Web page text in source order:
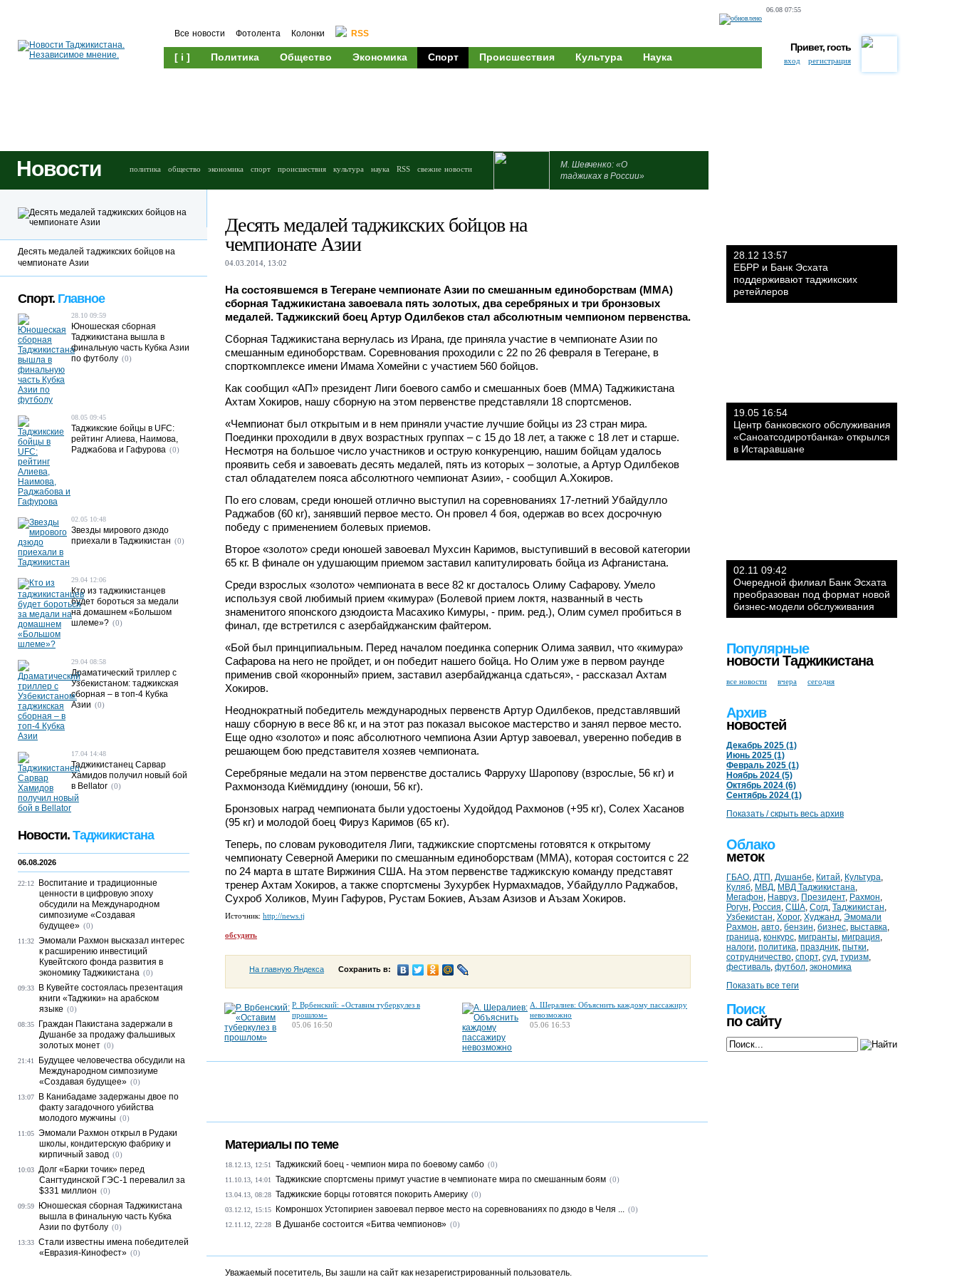
06.08 07:55
Все новости Фотолента Колонки RSS
[ i ] Политика Общество Экономика Спорт Происшествия Культура Наука
Привет, гость
вход регистрация
Новости политика общество экономика спорт происшествия культура наука RSS свежие новости
М. Шевченко: «О
таджиках в России»
Десять медалей таджикских бойцов на
чемпионате Азии
04.03.2014, 13:02
На состоявшемся в Тегеране чемпионате Азии по смешанным единоборствам (ММА)
сборная Таджикистана завоевала пять золотых, два серебряных и три бронзовых
медалей. Таджикский боец Артур Одилбеков стал абсолютным чемпионом первенства.
Сборная Таджикистана вернулась из Ирана, где приняла участие в чемпионате Азии по
смешанным единоборствам. Соревнования проходили с 22 по 26 февраля в Тегеране, в
спорткомплексе имени Имама Хомейни с участием 560 бойцов.
Как сообщил «АП» президент Лиги боевого самбо и смешанных боев (ММА) Таджикистана
Ахтам Хокиров, нашу сборную на этом первенстве представляли 18 спортсменов.
«Чемпионат был открытым и в нем приняли участие лучшие бойцы из 23 стран мира.
Поединки проходили в двух возрастных группах – с 15 до 18 лет, а также с 18 лет и старше.
Несмотря на большое число участников и острую конкуренцию, нашим бойцам удалось
проявить себя и завоевать десять медалей, пять из которых – золотые, а Артур Одилбеков
стал обладателем пояса абсолютного чемпионат Азии», - сообщил А.Хокиров.
По его словам, среди юношей отлично выступил на соревнованиях 17-летний Убайдулло
Раджабов (60 кг), занявший первое место. Он провел 4 боя, одержав во всех досрочную
победу с применением болевых приемов.
Второе «золото» среди юношей завоевал Мухсин Каримов, выступивший в весовой категории
65 кг. В финале он удушающим приемом заставил капитулировать бойца из Афганистана.
Среди взрослых «золото» чемпионата в весе 82 кг досталось Олиму Сафарову. Умело
используя свой любимый прием «кимура» (Болевой прием локтя, названный в честь
знаменитого японского дзюдоиста Масахико Кимуры, - прим. ред.), Олим сумел пробиться в
финал, где встретился с азербайджанским файтером.
«Бой был принципиальным. Перед началом поединка соперник Олима заявил, что «кимура»
Сафарова на него не пройдет, и он победит нашего бойца. Но Олим уже в первом раунде
применив свой «коронный» прием, заставил азербайджанца сдаться», - рассказал Ахтам
Хокиров.
Неоднократный победитель международных первенств Артур Одилбеков, представлявший
нашу сборную в весе 86 кг, и на этот раз показал высокое мастерство и занял первое место.
Еще одно «золото» и пояс абсолютного чемпиона Азии Артур завоевал, уверенно победив в
решающем бою представителя хозяев чемпионата.
Серебряные медали на этом первенстве достались Фарруху Шаропову (взрослые, 56 кг) и
Рахмонзода Киёмиддину (юноши, 56 кг).
Бронзовых наград чемпионата были удостоены Худойдод Рахмонов (+95 кг), Солех Хасанов
(95 кг) и молодой боец Фируз Каримов (65 кг).
Теперь, по словам руководителя Лиги, таджикские спортсмены готовятся к открытому
чемпионату Северной Америки по смешанным единоборствам (ММА), которая состоится с 22
по 24 марта в штате Виржиния США. На этом первенстве таджикскую команду представят
тренер Ахтам Хокиров, а также спортсмены Зухурбек Нурмахмадов, Убайдулло Раджабов,
Сухроб Холиков, Муин Гафуров, Рустам Бокиев, Аъзам Азизов и Аъзам Хокиров.
Источник: http://news.tj
обсудить
На главную Яндекса Сохранить в:
Р. Врбенский: «Оставим туберкулез в
прошлом»
05.06 16:50
А. Шералиев: Объяснить каждому пассажиру
невозможно
05.06 16:53
Материалы по теме
18.12.13, 12:51 Таджикский боец - чемпион мира по боевому самбо (0)
11.10.13, 14:01 Таджикские спортсмены примут участие в чемпионате мира по смешанным боям (0)
13.04.13, 08:28 Таджикские борцы готовятся покорить Америку (0)
03.12.12, 15:15 Комроншох Устопириен завоевал первое место на соревнованиях по дзюдо в Челя ... (0)
12.11.12, 22:28 В Душанбе состоится «Битва чемпионов» (0)
Уважаемый посетитель, Вы зашли на сайт как незарегистрированный пользователь.
Десять медалей таджикских бойцов на
чемпионате Азии
Спорт. Главное
28.10 09:59
Юношеская сборная
Таджикистана вышла в
финальную часть Кубка Азии
по футболу (0)
08.05 09:45
Таджикские бойцы в UFC:
рейтинг Алиева, Наимова,
Раджабова и Гафурова (0)
02.05 10:48
Звезды мирового дзюдо
приехали в Таджикистан (0)
29.04 12:06
Кто из таджикистанцев
будет бороться за медали
на домашнем «Большом
шлеме»? (0)
29.04 08:58
Драматический триллер с
Узбекистаном: таджикская
сборная – в топ-4 Кубка
Азии (0)
17.04 14:48
Таджикистанец Сарвар
Хамидов получил новый бой
в Bellator (0)
Новости. Таджикистана
06.08.2026
22:12
Воспитание и традиционные
ценности в цифровую эпоху
обсудили на Международном
симпозиуме «Создавая
будущее» (0)
11:32 Эмомали Рахмон высказал интерес
к расширению инвестиций
Кувейтского фонда развития в
экономику Таджикистана (0)
09:33
В Кувейте состоялась презентация
книги «Таджики» на арабском
языке (0)
08:35
Граждан Пакистана задержали в
Душанбе за продажу фальшивых
золотых монет (0)
21:41
Будущее человечества обсудили на
Международном симпозиуме
«Создавая будущее» (0)
13:07
В Канибадаме задержаны двое по
факту загадочного убийства
молодого мужчины (0)
11:05 Эмомали Рахмон открыл в Рудаки
школы, кондитерскую фабрику и
кирпичный завод (0)
10:03 Долг «Барки точик» перед
Сангтудинской ГЭС-1 перевалил за
$331 миллион (0)
09:59
Юношеская сборная Таджикистана
вышла в финальную часть Кубка
Азии по футболу (0)
13:33 Стали известны имена победителей
«Евразия-Кинофест» (0)
28.12 13:57
ЕБРР и Банк Эсхата
поддерживают таджикских
ретейлеров
19.05 16:54
Центр банковского обслуживания
«Саноатсодиротбанка» открылся
в Истаравшане
02.11 09:42
Очередной филиал Банк Эсхата
преобразован под формат новой
бизнес-модели обслуживания
Популярные
новости Таджикистана
все новости вчера сегодня
Архив
новостей
Декабрь 2025 (1)
Июнь 2025 (1)
Февраль 2025 (1)
Ноябрь 2024 (5)
Октябрь 2024 (6)
Сентябрь 2024 (1)
Показать / скрыть весь архив
Облако
меток
ГБАО, ДТП , Душанбе, Китай, Культура,
Куляб, МВД, МВД Таджикистана,
Мегафон, Навруз, Президент, Рахмон,
Рогун, Россия, США, Согд, Таджикистан,
Узбекистан, Хорог, Худжанд, Эмомали
Рахмон, авто, бензин, бизнес, выставка,
граница, конкурс, мигранты, миграция,
налоги, политика, праздник, пытки,
сотрудничество, спорт, суд, туризм,
фестиваль, футбол, экономика
Показать все теги
Поиск
по сайту